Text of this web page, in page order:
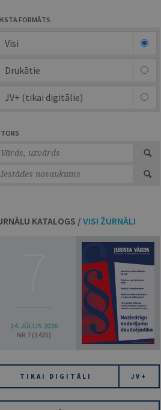
FORMĀTS
Visi
Drukātie
JV+ (tikai digitālie)
KATALOGS /VISI ŽURNĀLI
14. JŪLIJS 2026
NR 7 (1425)
TIKAI DIGITĀLI JV+